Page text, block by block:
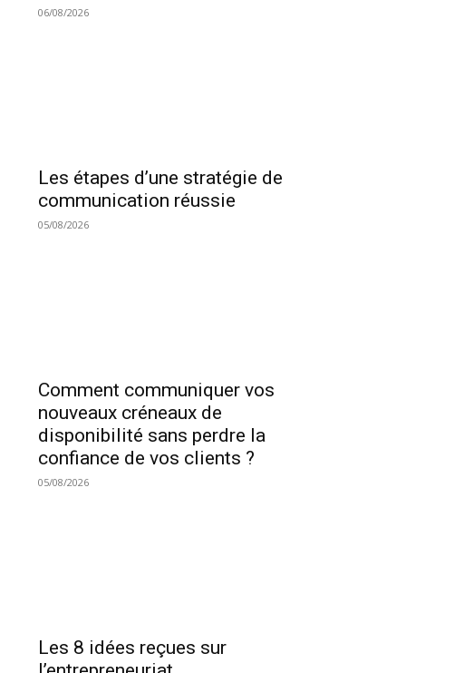
06/08/2026
Les étapes d’une stratégie de
communication réussie
05/08/2026
Comment communiquer vos
nouveaux créneaux de
disponibilité sans perdre la
confiance de vos clients ?
05/08/2026
Les 8 idées reçues sur